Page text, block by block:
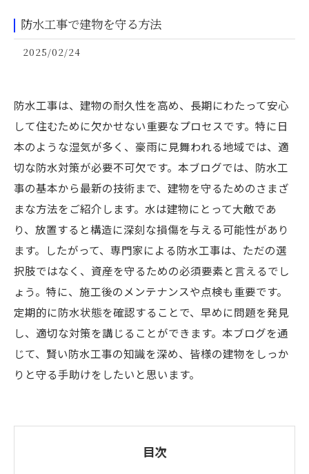
防水工事で建物を守る方法
2025/02/24
防水工事は、建物の耐久性を高め、長期にわたって安心
して住むために欠かせない重要なプロセスです。特に日
本のような湿気が多く、豪雨に見舞われる地域では、適
切な防水対策が必要不可欠です。本ブログでは、防水工
事の基本から最新の技術まで、建物を守るためのさまざ
まな方法をご紹介します。水は建物にとって大敵であ
り、放置すると構造に深刻な損傷を与える可能性があり
ます。したがって、専門家による防水工事は、ただの選
択肢ではなく、資産を守るための必須要素と言えるでし
ょう。特に、施工後のメンテナンスや点検も重要です。
定期的に防水状態を確認することで、早めに問題を発見
し、適切な対策を講じることができます。本ブログを通
じて、賢い防水工事の知識を深め、皆様の建物をしっか
りと守る手助けをしたいと思います。
目次